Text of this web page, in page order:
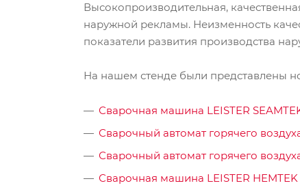
Высокопроизводительная,
наружной рекламы. Неизменность
показатели развития производства
На нашем стенде были представлены
Сварочная машина LEISTER
Сварочный автомат горячего
Сварочный автомат горячего
Сварочная машина LEISTER HEMTEK